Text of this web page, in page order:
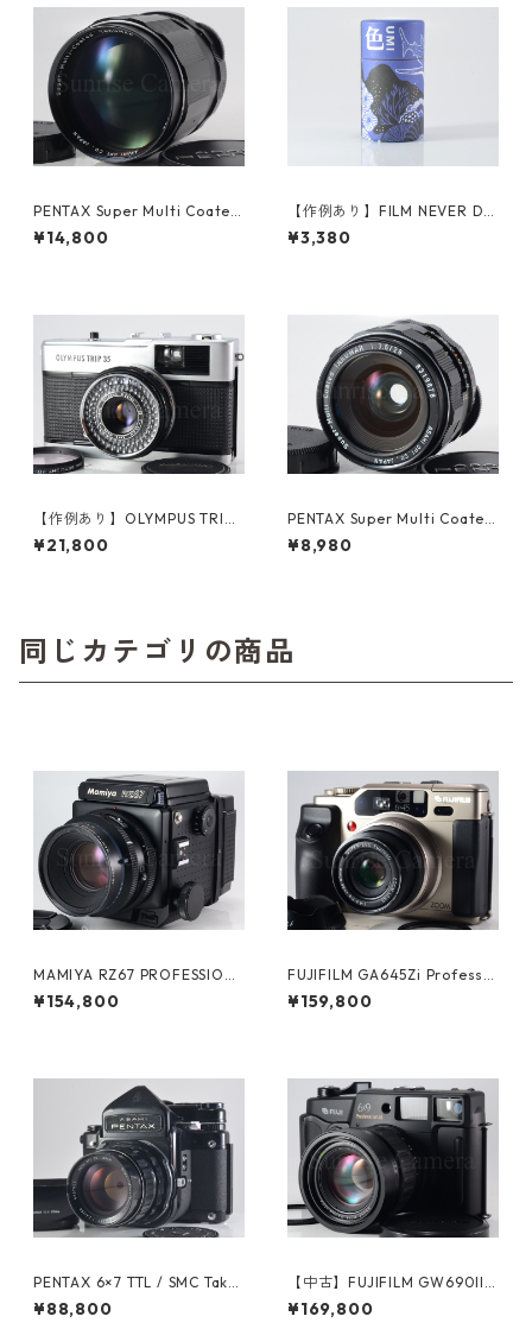
PENTAX Super Multi Coated
TAKUMAR 135mm F2.5 M42
ペンタックス (61343)
¥14,800
【作例あり】FILM NEVER DIE
UMI 800 35ｍｍカラーネガフ
ィルム 36枚撮り (K007)
¥3,380
【作例あり】OLYMPUS TRIP3
5 / D.Zuiko 40mm F2.8 オー
バーホール済み オリンパス フ
¥21,800
PENTAX Super Multi Coated
TAKUMAR 28mm F3.5 ペンタ
ックス (61338)
¥8,980
同じカテゴリの商品
MAMIYA RZ67 PROFESSION
AL / SEKOR Z 110mm F2.8 W
マミヤ (61202)
¥154,800
FUJIFILM GA645Zi Professio
nal / SUPER EBC FUJINON 55
-90mm F4.5-6.9 富士フイル
¥159,800
PENTAX 6×7 TTL / SMC Taku
mar 105mm F2.4 ペンタック
ス（60353）
¥88,800
【中古】FUJIFILM GW690III
Professional 富士フイルム (6
0977)
¥169,800